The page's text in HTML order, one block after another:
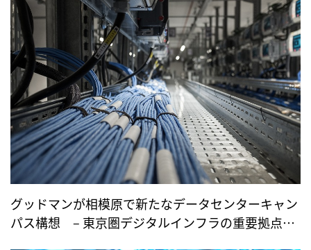
グッドマンが相模原で新たなデータセンターキャン
パス構想 – 東京圏デジタルインフラの重要拠点と